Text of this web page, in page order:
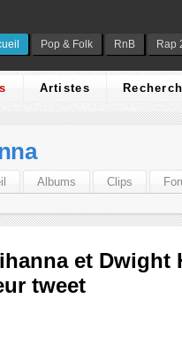
Pop & Folk RnB Rap
Artistes
Albums Clips
et Dwight
tweet